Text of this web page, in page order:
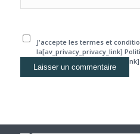
J'accepte les termes et
la[av_privacy_privacy_link]
confidentialité[/av_privacy_link].